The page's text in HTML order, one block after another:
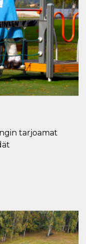
tarjoamat